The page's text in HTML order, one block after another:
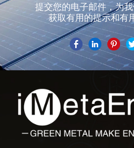
提交您的电子邮件，为
获取有用的提示和有